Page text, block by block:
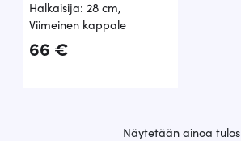
Halkaisija: 28 cm,
Viimeinen kappale
66 €
Näytetään ainoa tulos